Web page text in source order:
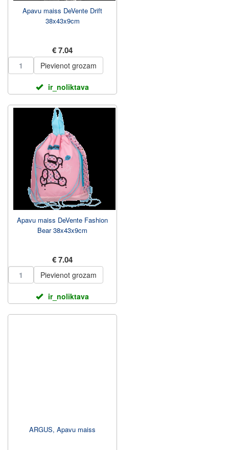
Apavu maiss DeVente Drift
38x43x9cm
€ 7.04
Pievienot grozam
ir_noliktava
Apavu maiss DeVente Fashion
Bear 38x43x9cm
€ 7.04
Pievienot grozam
ir_noliktava
ARGUS, Apavu maiss